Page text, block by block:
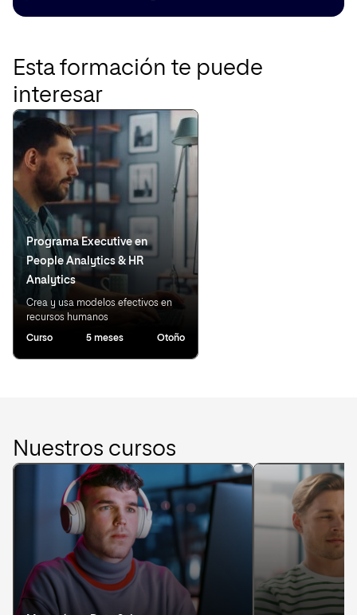
Esta formación te puede
interesar
Programa Executive en
People Analytics & HR
Analytics
Crea y usa modelos efectivos en
recursos humanos
Curso 5 meses Otoño
Nuestros cursos